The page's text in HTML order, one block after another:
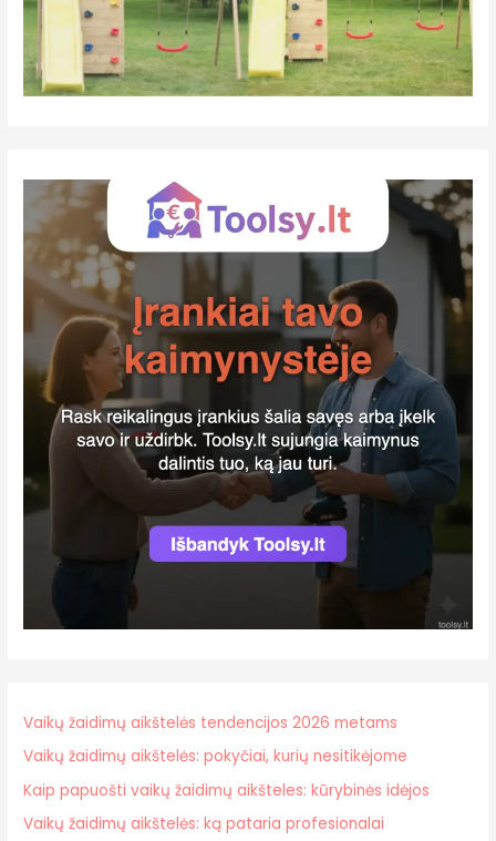
Vaikų žaidimų aikštelės tendencijos 2026 metams
Vaikų žaidimų aikštelės: pokyčiai, kurių nesitikėjome
Kaip papuošti vaikų žaidimų aikšteles: kūrybinės idėjos
Vaikų žaidimų aikštelės: ką pataria profesionalai